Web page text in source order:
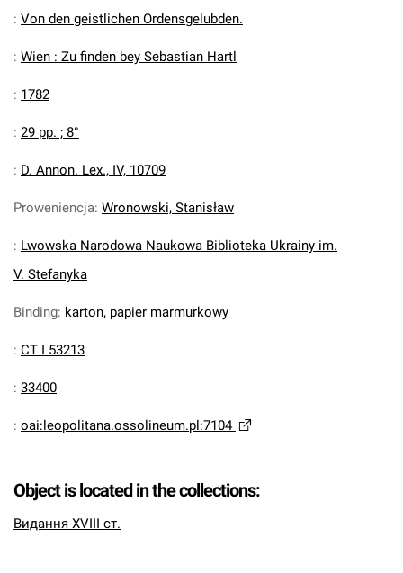
: Von den geistlichen Ordensgelubden.
: Wien : Zu finden bey Sebastian Hartl
: 1782
: 29 pp. ; 8°
: D. Annon. Lex., IV, 10709
Proweniencja: Wronowski, Stanisław
: Lwowska Narodowa Naukowa Biblioteka Ukrainy im.
V. Stefanyka
Binding: karton, papier marmurkowy
: CT I 53213
: 33400
: oai:leopolitana.ossolineum.pl:7104
Object is located in the collections:
Видання XVIII ст.